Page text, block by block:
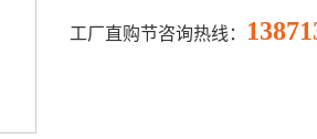
工厂直购节咨询热线：